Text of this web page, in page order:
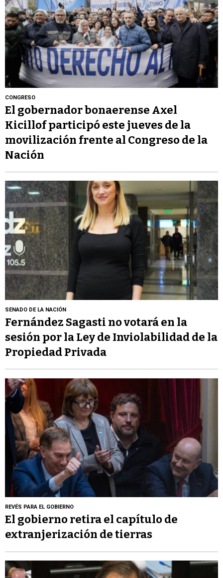
CONGRESO
El gobernador bonaerense Axel
Kicillof participó este jueves de la
movilización frente al Congreso de la
Nación
SENADO DE LA NACIÓN
Fernández Sagasti no votará en la
sesión por la Ley de Inviolabilidad de la
Propiedad Privada
REVÉS PARA EL GOBIERNO
El gobierno retira el capítulo de
extranjerización de tierras